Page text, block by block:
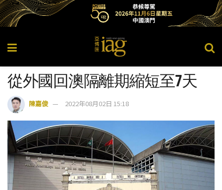
從外國回澳隔離期縮短至7天
陳嘉俊 2022年08月02日 15:18